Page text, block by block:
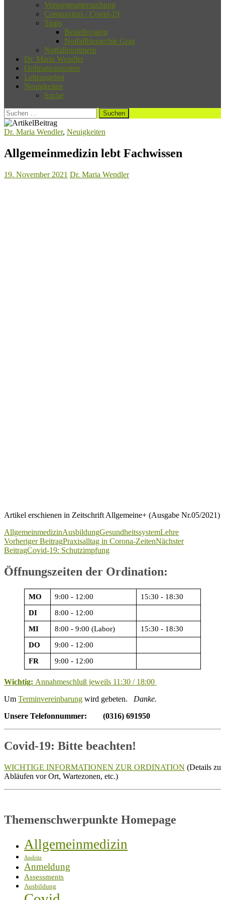
Vorsorgeuntersuchung
Coronavirus / Covid-19
Tipps
Bestellsystem
Notfallhierarchie Graz
Notfallnummern
Dr. Maria Wendler
Ordinationszeiten
Lehrangebot
Neuigkeiten
Suche
Suchen
nach:
Dr. Maria Wendler, Neuigkeiten
Allgemeinmedizin lebt Fachwissen
19. November 2021 Dr. Maria Wendler
Artikel erschienen in Zeitschrift Allgemeine+ (Ausgabe Nr.05/2021)
AllgemeinmedizinAusbildungGesundheitssystemLehre
Beitragsnavigation
Vorheriger BeitragPraxisalltag in Corona-ZeitenNächster
BeitragCovid-19: Schutzimpfung
Öffnungszeiten der Ordination:
MO 9:00 - 12:00
15:30 - 18:30
DI
8:00 - 12:00
MI
8:00 - 9:00 (Labor)
15:30 - 18:30
DO
9:00 - 12:00
FR
9:00 - 12:00
Wichtig: Annahmeschluß jeweils 11:30 / 18:00
Um Terminvereinbarung wird gebeten.
Danke.
Unsere Telefonnummer: (0316) 691950
Covid-19: Bitte beachten!
WICHTIGE INFORMATIONEN ZUR ORDINATION (Details zu
Abläufen vor Ort, Wartezonen, etc.)
Themenschwerpunkte Homepage
Allgemeinmedizin
Andritz
Anmeldung
Assessments
Ausbildung